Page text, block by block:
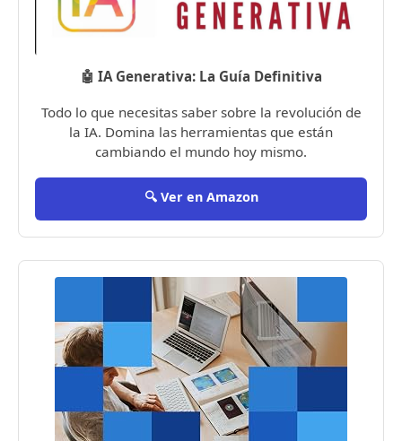
🤖 IA Generativa: La Guía Definitiva
Todo lo que necesitas saber sobre la revolución de
la IA. Domina las herramientas que están
cambiando el mundo hoy mismo.
🔍 Ver en Amazon